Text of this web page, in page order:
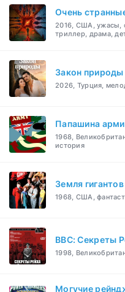
Очень
2016, США, ужасы,
триллер, драма,
Закон природы
2026, Турция,
Папашина
1968,
история
Земля гигантов
1968, США,
BBC: Секреты
1998,
Могучие